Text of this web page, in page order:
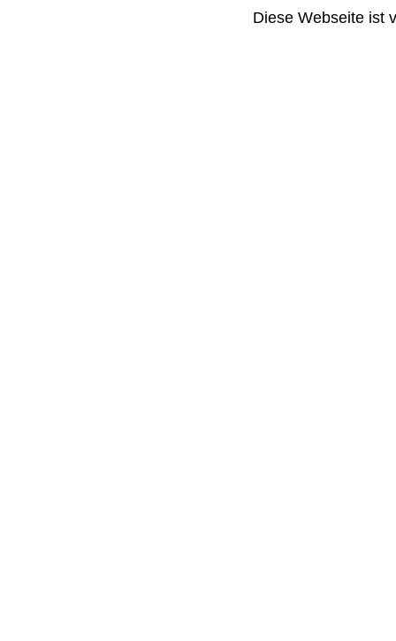
Diese Webseite ist